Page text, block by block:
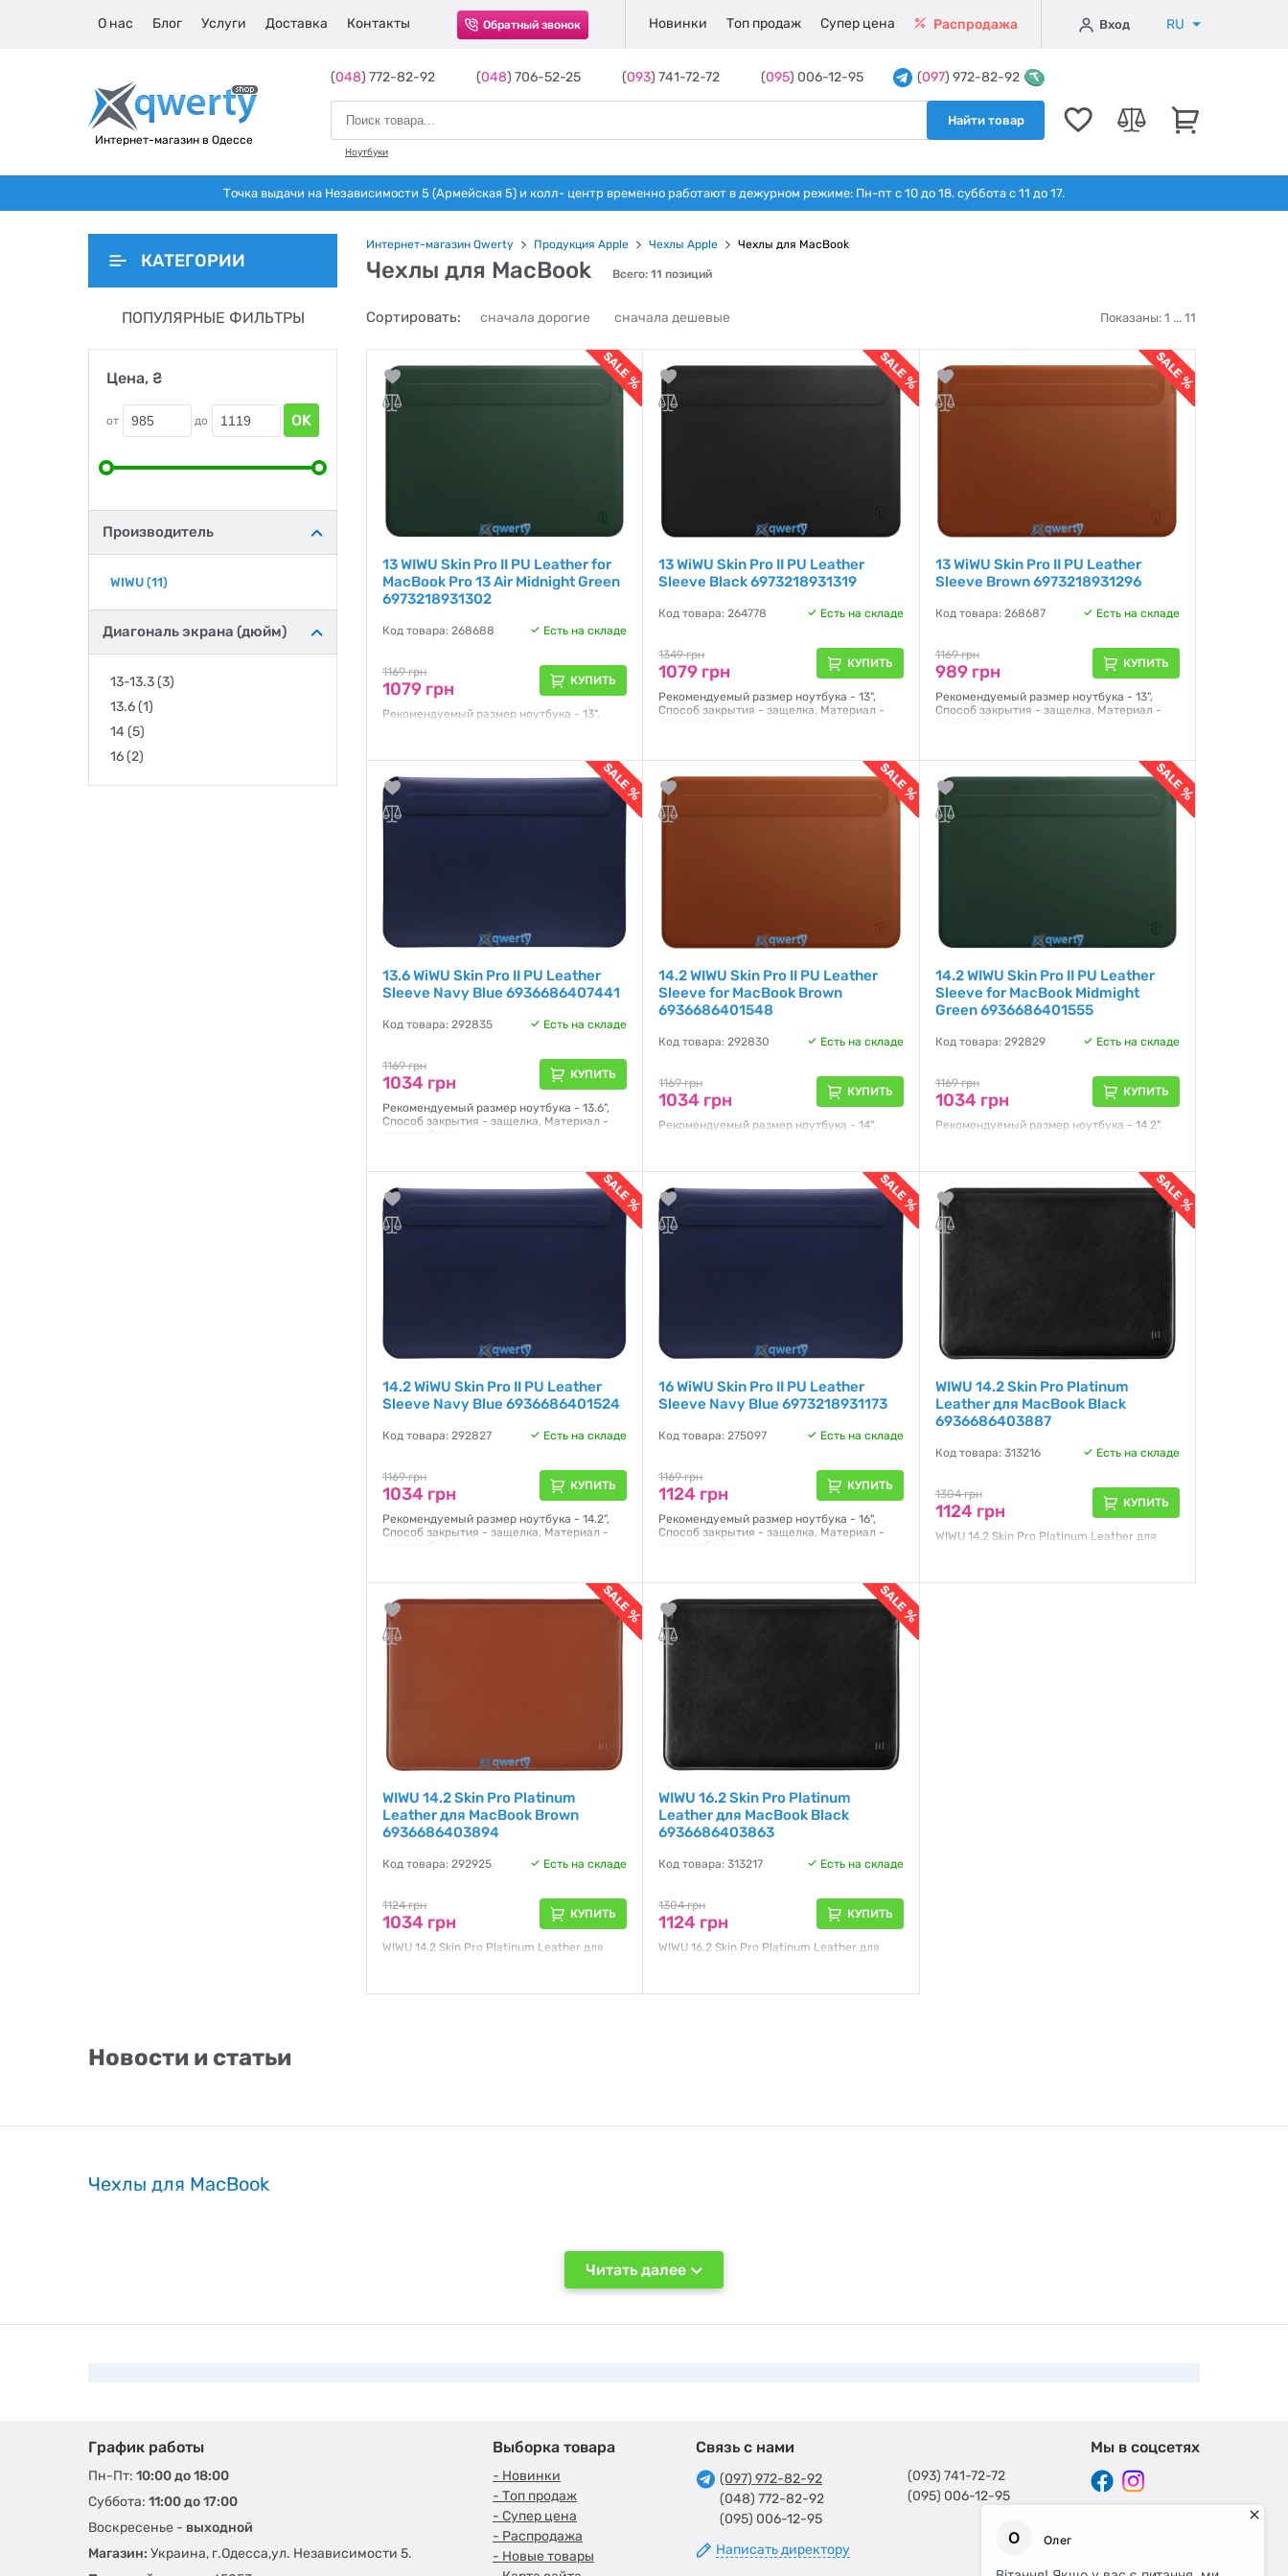
О нас Блог Услуги Доставка Контакты Обратный звонок Новинки Топ продаж Супер цена Распродажа Вход RU
Интернет-магазин в Одессе
(048) 772-82-92 (048) 706-52-25 (093) 741-72-72 (095) 006-12-95 (097) 972-82-92
Найти товар
Ноутбуки
Точка выдачи на Независимости 5 (Армейская 5) и колл- центр временно работают в дежурном режиме: Пн-пт с 10 до 18. суббота с 11 до 17.
КАТЕГОРИИ
ПОПУЛЯРНЫЕ ФИЛЬТРЫ
Цена, ₴
от до OK
Производитель
WIWU (11)
Диагональ экрана (дюйм)
13-13.3(3)
13.6(1)
14 (5)
16(2)
Интернет-магазин Qwerty Продукция Apple Чехлы Apple Чехлы для MacBook
Чехлы для MacBook Всего: 11 позиций
Сортировать: сначала дорогие сначала дешевые Показаны: 1 ... 11
13 WIWU Skin Pro II PU Leather for
MacBook Pro 13 Air Midnight Green
6973218931302
Код товара: 268688 Есть на складе
1169 грн
1079 грн КУПИТЬ
Рекомендуемый размер ноутбука - 13",
13 WiWU Skin Pro II PU Leather
Sleeve Black 6973218931319
Код товара: 264778 Есть на складе
1349 грн
1079 грн КУПИТЬ
Рекомендуемый размер ноутбука - 13",
Способ закрытия - защелка, Материал -
поликарбонат
13 WiWU Skin Pro II PU Leather
Sleeve Brown 6973218931296
Код товара: 268687 Есть на складе
1169 грн
989 грн КУПИТЬ
Рекомендуемый размер ноутбука - 13",
Способ закрытия - защелка, Материал -
поликарбонат
13.6 WiWU Skin Pro II PU Leather
Sleeve Navy Blue 6936686407441
Код товара: 292835 Есть на складе
1169 грн
1034 грн КУПИТЬ
Рекомендуемый размер ноутбука - 13.6",
Способ закрытия - защелка, Материал -
поликарбонат
14.2 WIWU Skin Pro II PU Leather
Sleeve for MacBook Brown
6936686401548
Код товара: 292830 Есть на складе
1169 грн
1034 грн КУПИТЬ
Рекомендуемый размер ноутбука - 14",
14.2 WIWU Skin Pro II PU Leather
Sleeve for MacBook Midmight
Green 6936686401555
Код товара: 292829 Есть на складе
1169 грн
1034 грн КУПИТЬ
Рекомендуемый размер ноутбука - 14.2",
14.2 WiWU Skin Pro II PU Leather
Sleeve Navy Blue 6936686401524
Код товара: 292827 Есть на складе
1169 грн
1034 грн КУПИТЬ
Рекомендуемый размер ноутбука - 14.2",
Способ закрытия - защелка, Материал -
поликарбонат
16 WiWU Skin Pro II PU Leather
Sleeve Navy Blue 6973218931173
Код товара: 275097 Есть на складе
1169 грн
1124 грн КУПИТЬ
Рекомендуемый размер ноутбука - 16",
Способ закрытия - защелка, Материал -
поликарбонат
WIWU 14.2 Skin Pro Platinum
Leather для MacBook Black
6936686403887
Код товара: 313216 Есть на складе
1304 грн
1124 грн КУПИТЬ
WIWU 14.2 Skin Pro Platinum Leather для
WIWU 14.2 Skin Pro Platinum
Leather для MacBook Brown
6936686403894
Код товара: 292925 Есть на складе
1124 грн
1034 грн КУПИТЬ
WIWU 14.2 Skin Pro Platinum Leather для
WIWU 16.2 Skin Pro Platinum
Leather для MacBook Black
6936686403863
Код товара: 313217 Есть на складе
1304 грн
1124 грн КУПИТЬ
WIWU 16.2 Skin Pro Platinum Leather для
Новости и статьи
Чехлы для MacBook
Читать далее
График работы
Пн-Пт: 10:00 до 18:00
Суббота: 11:00 до 17:00
Воскресенье - выходной
Магазин: Украина, г.Одесса,ул. Независимости 5.
Выборка товара
- Новинки
- Топ продаж
- Супер цена
- Распродажа
- Новые товары
Связь с нами
(097) 972-82-92
(048) 772-82-92
(095) 006-12-95
Написать директору
(093) 741-72-72
(095) 006-12-95
Мы в соцсетях